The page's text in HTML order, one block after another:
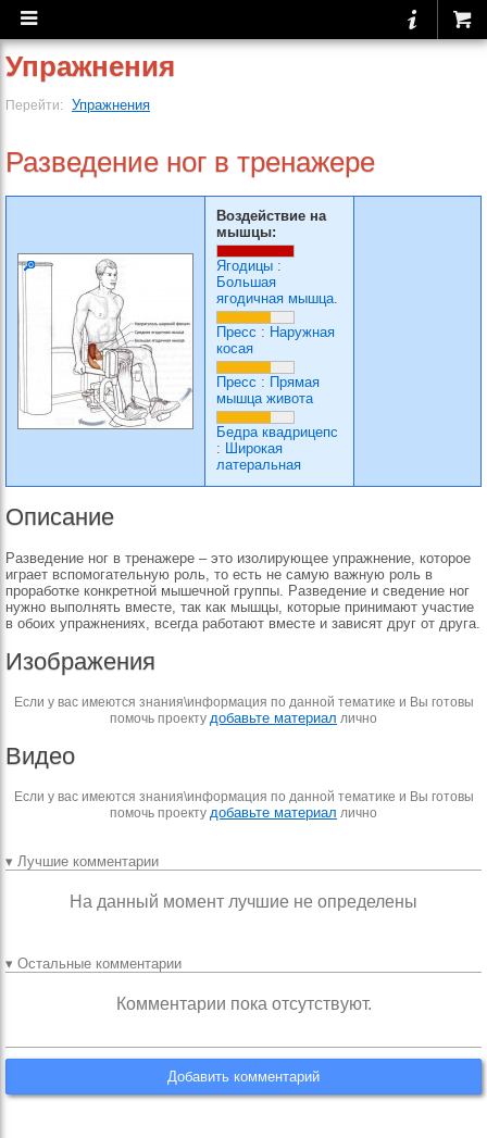
Упражнения
Перейти: Упражнения
Разведение ног в тренажере
Воздействие на
мышцы:
Ягодицы :
Большая
ягодичная мышца.
Пресс : Наружная
косая
Пресс : Прямая
мышца живота
Бедра квадрицепс
: Широкая
латеральная
Описание
Разведение ног в тренажере – это изолирующее упражнение, которое
играет вспомогательную роль, то есть не самую важную роль в
проработке конкретной мышечной группы. Разведение и сведение ног
нужно выполнять вместе, так как мышцы, которые принимают участие
в обоих упражнениях, всегда работают вместе и зависят друг от друга.
Изображения
Если у вас имеются знания\информация по данной тематике и Вы готовы
помочь проекту добавьте материал лично
Видео
Если у вас имеются знания\информация по данной тематике и Вы готовы
помочь проекту добавьте материал лично
▾ Лучшие комментарии
На данный момент лучшие не определены
▾ Остальные комментарии
Комментарии пока отсутствуют.
Добавить комментарий